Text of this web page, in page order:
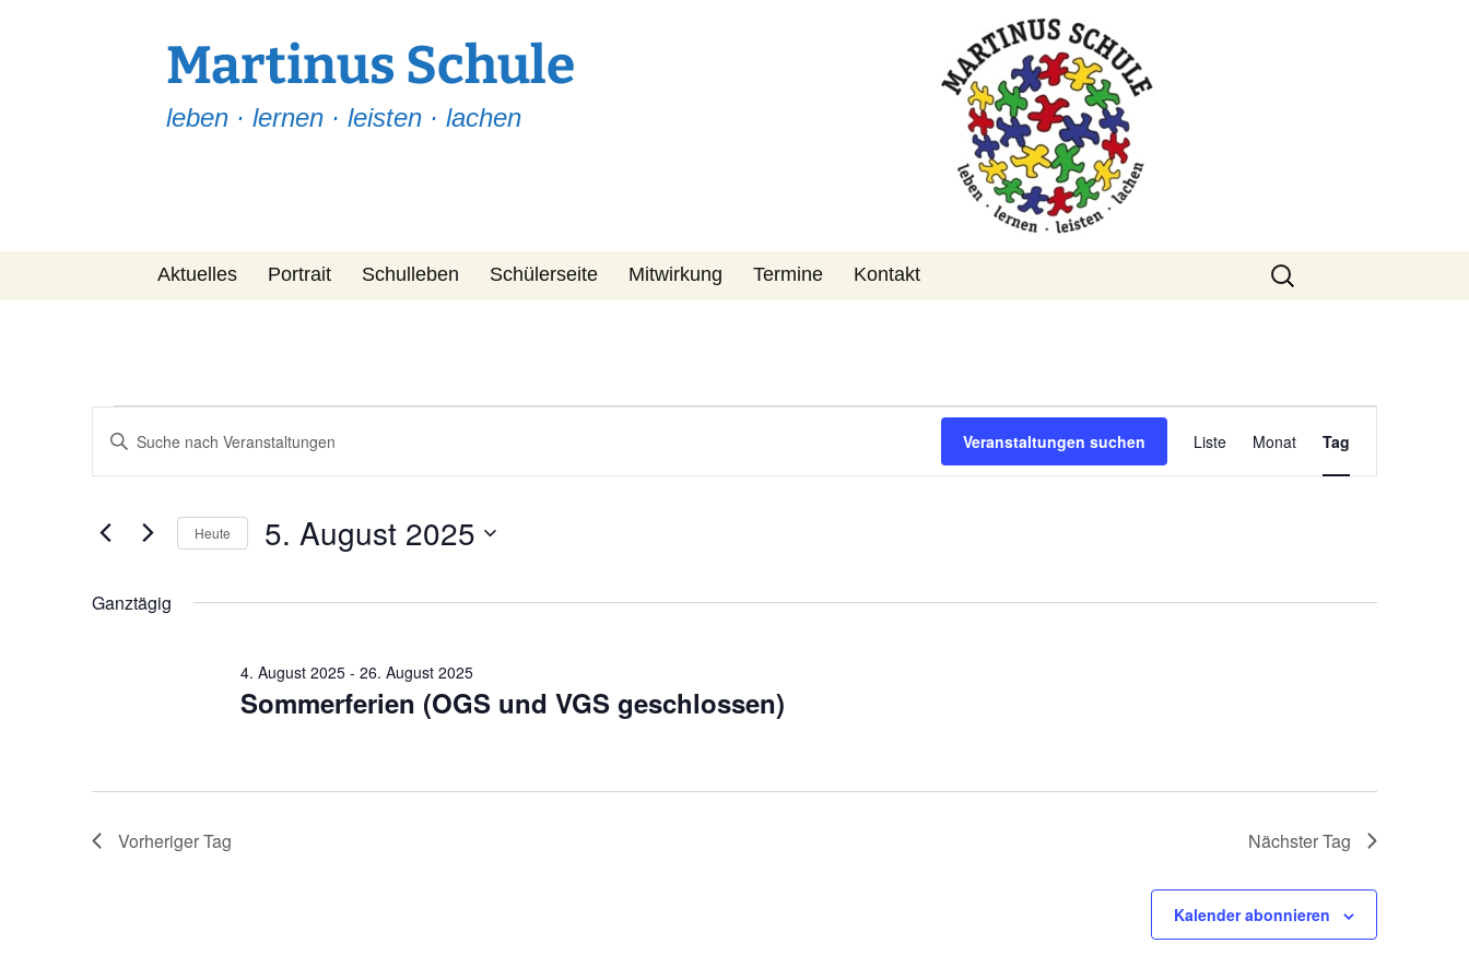
Martinus Schule
leben · lernen · leisten · lachen
Zum
Aktuelles Portrait
Fragen-ABC
Projekte
Ganztagsschule
Schulleben Schülerseite Mitwirkung
Förderverein
Termine Kontakt
Suchen
nach:
Veranstaltungen
für
5.
August
2025
Suche
Ansichten,
Navigation
Bitte
nach
Veranstaltungen suchen
Ansichten-
Navigation
Liste Monat Tag
Heute 5. August 2025
Ganztägig
Sommerferien (OGS und VGS geschlossen)
4. August 2025- 26. August 2025
Vorheriger Tag Nächster Tag
Kalender abonnieren